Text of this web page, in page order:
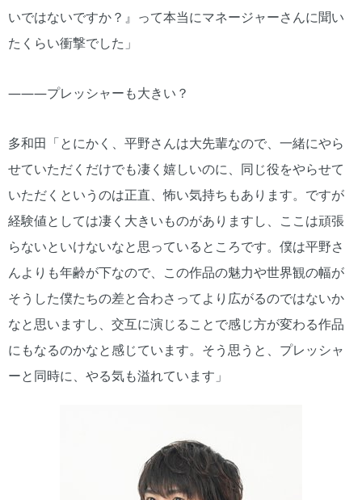
いではないですか？』って本当にマネージャーさんに聞い
たくらい衝撃でした」
―――プレッシャーも大きい？
多和田「とにかく、平野さんは大先輩なので、一緒にやら
せていただくだけでも凄く嬉しいのに、同じ役をやらせて
いただくというのは正直、怖い気持ちもあります。ですが
経験値としては凄く大きいものがありますし、ここは頑張
らないといけないなと思っているところです。僕は平野さ
んよりも年齢が下なので、この作品の魅力や世界観の幅が
そうした僕たちの差と合わさってより広がるのではないか
なと思いますし、交互に演じることで感じ方が変わる作品
にもなるのかなと感じています。そう思うと、プレッシャ
ーと同時に、やる気も溢れています」